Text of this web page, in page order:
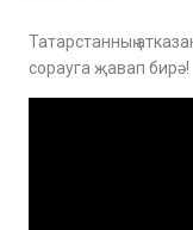
Татарстанның
сорауга җавап бирә!